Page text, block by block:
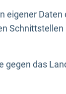
eigener
gegen das